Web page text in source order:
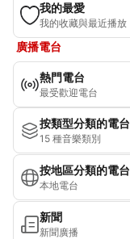
我的最愛
我的收藏與最近播放
廣播電台
熱門電台
最受歡迎電台
按類型分類的電台
15 種音樂類別
按地區分類的電台
本地電台
新聞
新聞廣播